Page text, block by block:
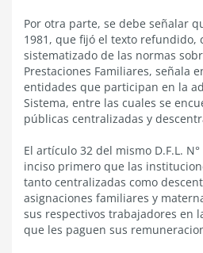
Por otra parte, se debe señalar
1981, que fijó el texto refundido,
sistematizado de las normas
Prestaciones Familiares, señala
entidades que participan en la
Sistema, entre las cuales se
públicas centralizadas y
El artículo 32 del mismo D.F.L.
inciso primero que las
tanto centralizadas como
asignaciones familiares y
sus respectivos trabajadores en
que les paguen sus